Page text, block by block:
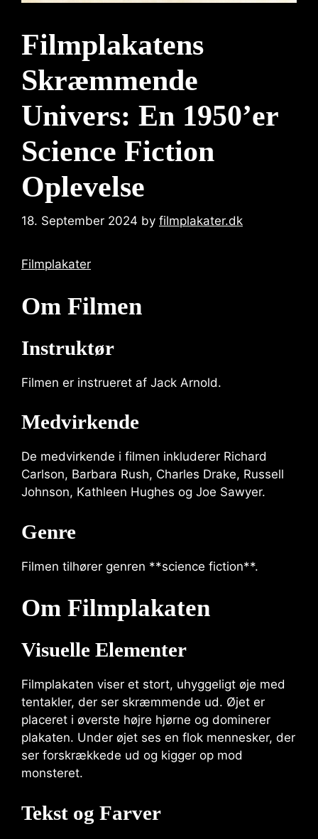
Filmplakatens
Skræmmende
Univers: En 1950’er
Science Fiction
Oplevelse
18. September 2024 by filmplakater.dk
Filmplakater
Om Filmen
Instruktør
Filmen er instrueret af Jack Arnold.
Medvirkende
De medvirkende i filmen inkluderer Richard
Carlson, Barbara Rush, Charles Drake, Russell
Johnson, Kathleen Hughes og Joe Sawyer.
Genre
Filmen tilhører genren **science fiction**.
Om Filmplakaten
Visuelle Elementer
Filmplakaten viser et stort, uhyggeligt øje med
tentakler, der ser skræmmende ud. Øjet er
placeret i øverste højre hjørne og dominerer
plakaten. Under øjet ses en flok mennesker, der
ser forskrækkede ud og kigger op mod
monsteret.
Tekst og Farver